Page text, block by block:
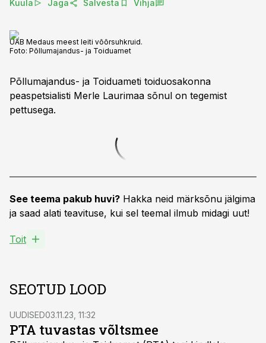
Kuula Jaga Salvesta Vihja
UAB Medaus meest leiti võõrsuhkruid.
Foto: Põllumajandus- ja Toiduamet
Põllumajandus- ja Toiduameti toiduosakonna
peaspetsialisti Merle Laurimaa sõnul on tegemist
pettusega.
See teema pakub huvi? Hakka neid märksõnu jälgima
ja saad alati teavituse, kui sel teemal ilmub midagi uut!
Toit
SEOTUD LOOD
UUDISED03.11.23, 11:32
PTA tuvastas võltsmee